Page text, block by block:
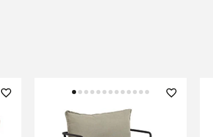
84 990 ₽
Кресло Mareluz из черной стали